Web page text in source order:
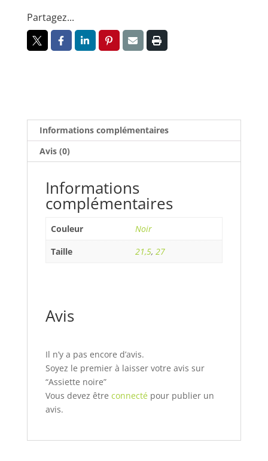
Partagez...
Informations complémentaires
Avis (0)
Informations
complémentaires
Couleur
Noir
Taille
21,5, 27
Avis
Il n’y a pas encore d’avis.
Soyez le premier à laisser votre avis sur
“Assiette noire”
Vous devez être connectépour publier un
avis.